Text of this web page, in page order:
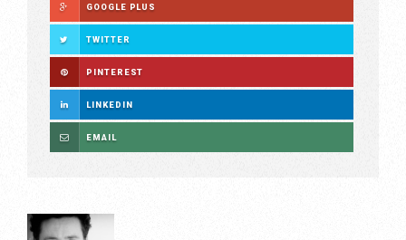
GOOGLE PLUS
TWITTER
PINTEREST
LINKEDIN
EMAIL